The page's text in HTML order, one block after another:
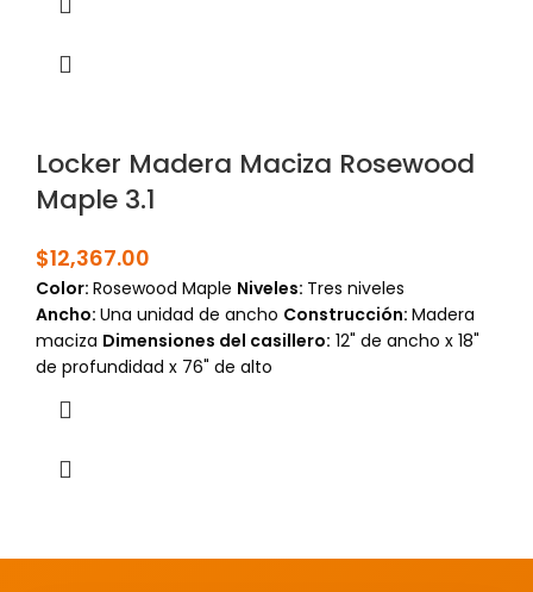
Locker Madera Maciza Rosewood
Maple 3.1
$12,367.00
Color: Rosewood Maple Niveles: Tres niveles
Ancho: Una unidad de ancho Construcción: Madera
maciza Dimensiones del casillero: 12" de ancho x 18"
de profundidad x 76" de alto